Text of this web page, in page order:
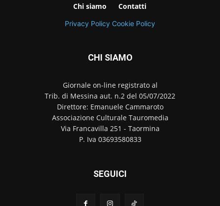
Chi siamo Contatti
Privacy Policy Cookie Policy
CHI SIAMO
Giornale on-line registrato al
Trib. di Messina aut. n.2 del 05/07/2022
Direttore: Emanuele Cammaroto
Associazione Culturale Tauromedia
Via Francavilla 251 - Taormina
P. Iva 03693580833
SEGUICI